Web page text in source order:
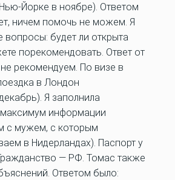
Йорке в ноябре). Ответом
ничем помочь не можем. Я
вопросы: будет ли открыта
порекомендовать. Ответ от
рекомендуем. По визе в
в Лондон
Я заполнила
информации
с мужем, с которым
в Нидерландах). Паспорт у
— РФ. Томас также
Ответом было: